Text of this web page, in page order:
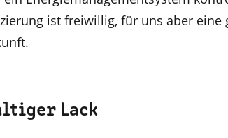
ist freiwillig, für uns aber eine
Lack